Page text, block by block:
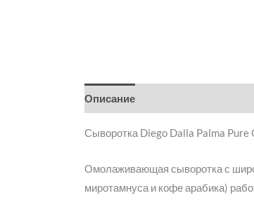
Описание
Сыворотка Diego Dalla Palma
Омолаживающая сыворотка с
миротамнуса и кофе арабика)